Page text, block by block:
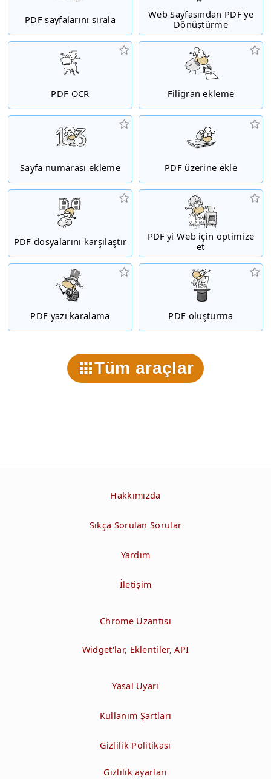
PDF sayfalarını sırala
Web Sayfasından PDF'ye
Dönüştürme
PDF OCR Filigran ekleme
Sayfa numarası ekleme PDF üzerine ekle
PDF dosyalarını karşılaştır
PDF'yi Web için optimize
et
PDF yazı karalama PDF oluşturma
Tüm araçlar
Hakkımızda
Sıkça Sorulan Sorular
Yardım
İletişim
Chrome Uzantısı
Widget'lar, Eklentiler, API
Yasal Uyarı
Kullanım Şartları
Gizlilik Politikası
Gizlilik ayarları